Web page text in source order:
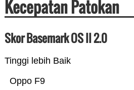
Kecepatan Patokan
Skor Basemark OS II 2.0
Tinggi lebih Baik
Oppo F9